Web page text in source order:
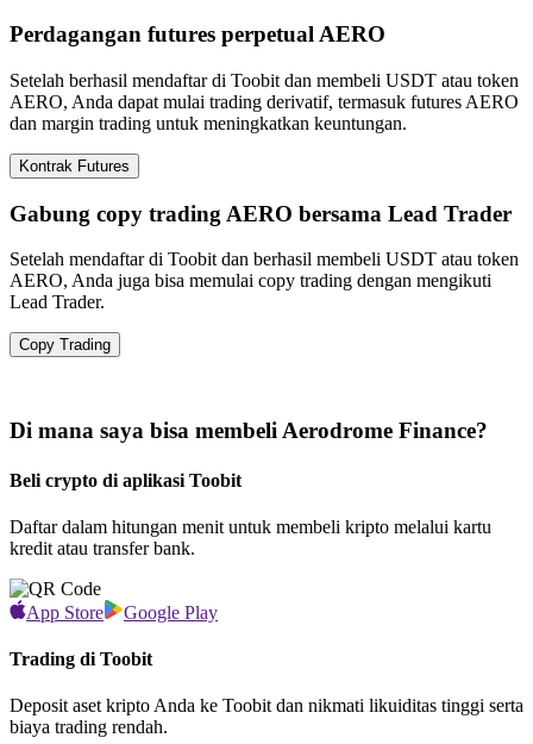
Perdagangan futures perpetual AERO
Setelah berhasil mendaftar di Toobit dan membeli USDT atau token
AERO, Anda dapat mulai trading derivatif, termasuk futures AERO
dan margin trading untuk meningkatkan keuntungan.
Kontrak Futures
Gabung copy trading AERO bersama Lead Trader
Setelah mendaftar di Toobit dan berhasil membeli USDT atau token
AERO, Anda juga bisa memulai copy trading dengan mengikuti
Lead Trader.
Copy Trading
Di mana saya bisa membeli Aerodrome Finance?
Beli crypto di aplikasi Toobit
Daftar dalam hitungan menit untuk membeli kripto melalui kartu
kredit atau transfer bank.
App Store Google Play
Trading di Toobit
Deposit aset kripto Anda ke Toobit dan nikmati likuiditas tinggi serta
biaya trading rendah.